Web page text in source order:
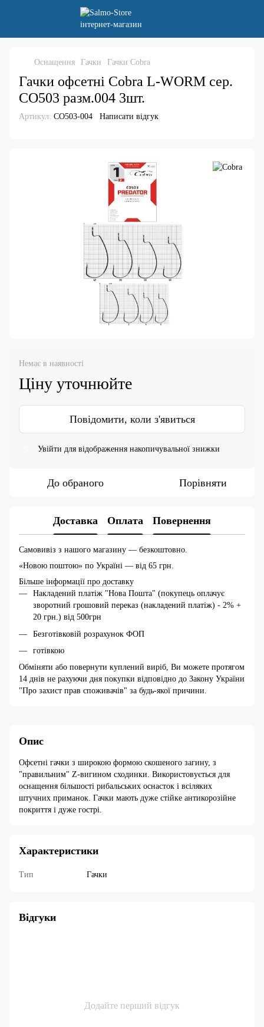
Оснащення Гачки Гачки Cobra
Гачки офсетні Cobra L-WORM сер.
CO503 разм.004 3шт.
Артикул: CO503-004 Написати відгук
Немає в наявності
Ціну уточнюйте
Повідомити, коли з'явиться
Увійти для відображення накопичувальної знижки
До обраного Порівняти
Доставка Оплата Повернення
Самовивіз з нашого магазину — безкоштовно.
«Новою поштою» по Україні — від 65 грн.
Більше інформації про доставку
Накладений платіж "Нова Пошта" (покупець оплачує
зворотний грошовий переказ (накладений платіж) - 2% +
20 грн.) від 500грн
Безготівковій розрахунок ФОП
готівкою
Обміняти або повернути куплений виріб, Ви можете протягом
14 днів не рахуючи дня покупки відповідно до Закону України
"Про захист прав споживачів" за будь-якої причини.
Опис
Офсетні гачки з широкою формою скошеного загину, з
"правильним" Z-вигином сходинки. Використовується для
оснащення більшості рибальських оснасток і всіляких
штучних приманок. Гачки мають дуже стійке антикорозійне
покриття і дуже гострі.
Характеристики
Тип Гачки
Відгуки
Додайте перший відгук